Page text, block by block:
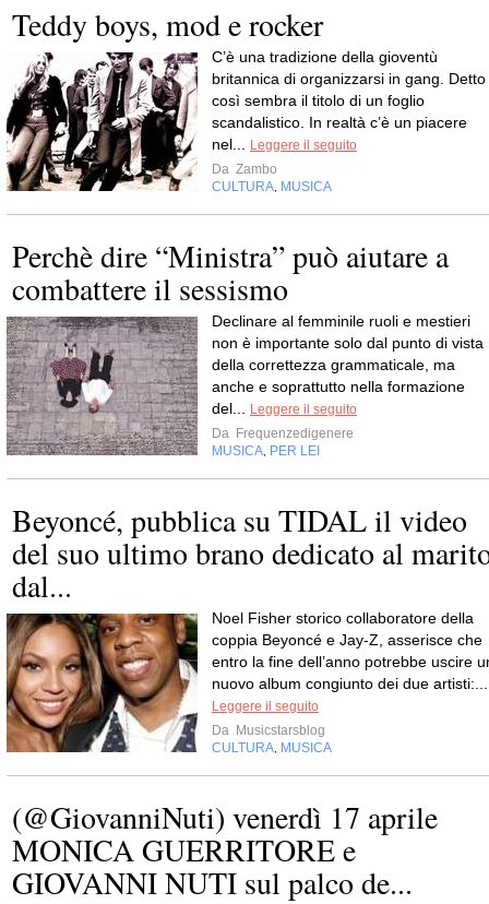
Teddy boys, mod e rocker
C’è una tradizione della gioventù
britannica di organizzarsi in gang. Detto
così sembra il titolo di un foglio
scandalistico. In realtà c’è un piacere
nel...
Leggere il seguito
Da Zambo
CULTURA MUSICA
Perchè dire “Ministra” può aiutare a
combattere il sessismo
Declinare al femminile ruoli e mestieri
non è importante solo dal punto di vista
della correttezza grammaticale, ma
anche e soprattutto nella formazione
del...
Leggere il seguito
Da Frequenzedigenere
MUSICA PER LEI
Beyoncé, pubblica su TIDAL il video
del suo ultimo brano dedicato al
dal...
Noel Fisher storico collaboratore della
coppia Beyoncé e Jay-Z, asserisce che
entro la fine dell’anno potrebbe uscire
nuovo album congiunto dei due artisti:...
Leggere il seguito
Da Musicstarsblog
CULTURA MUSICA
(@GiovanniNuti) venerdì 17 aprile
MONICA GUERRITORE e
GIOVANNI NUTI sul palco de...